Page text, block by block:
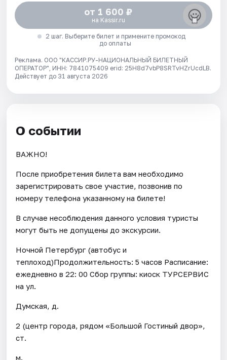
от 1 600 ₽
на Kassir.ru
2 шаг. Выберите билет и примените промокод
до оплаты
Реклама. ООО "КАССИР.РУ-НАЦИОНАЛЬНЫЙ БИЛЕТНЫЙ
ОПЕРАТОР", ИНН: 7841075409 erid: 25H8d7vbP8SRTvHZrUcdLB.
Действует до 31 августа 2026
О событии
ВАЖНО!
После приобретения билета вам необходимо
зарегистрировать свое участие, позвонив по
номеру телефона указанному на билете!
В случае несоблюдения данного условия туристы
могут быть не допущены до экскурсии.
Ночной Петербург (автобус и
теплоход)Продолжительность: 5 часов Расписание:
ежедневно в 22: 00 Сбор группы: киоск ТУРСЕРВИС
на ул.
Думская, д.
2 (центр города, рядом «Большой Гостиный двор»,
ст.
м.